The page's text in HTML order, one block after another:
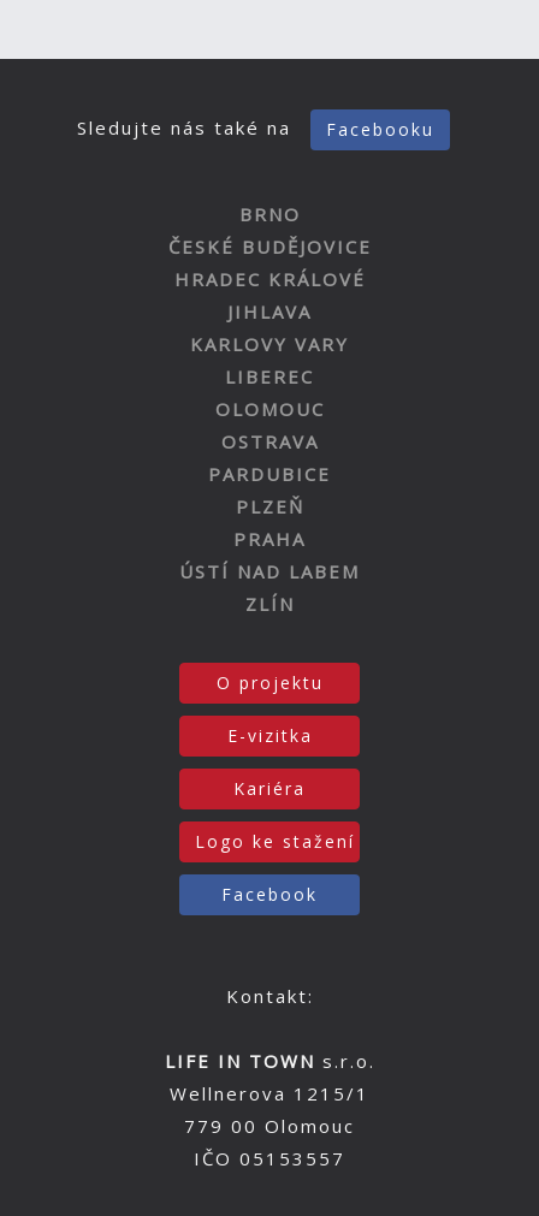
Sledujte nás také na Facebooku
BRNO
ČESKÉ BUDĚJOVICE
HRADEC KRÁLOVÉ
JIHLAVA
KARLOVY VARY
LIBEREC
OLOMOUC
OSTRAVA
PARDUBICE
PLZEŇ
PRAHA
ÚSTÍ NAD LABEM
ZLÍN
O projektu
E-vizitka
Kariéra
Logo ke stažení
Facebook
Kontakt:
LIFE IN TOWN s.r.o.
Wellnerova 1215/1
779 00 Olomouc
IČO 05153557